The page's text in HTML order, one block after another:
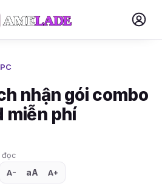
nhận gói combo
miễn phí
đọc
A− aA A+